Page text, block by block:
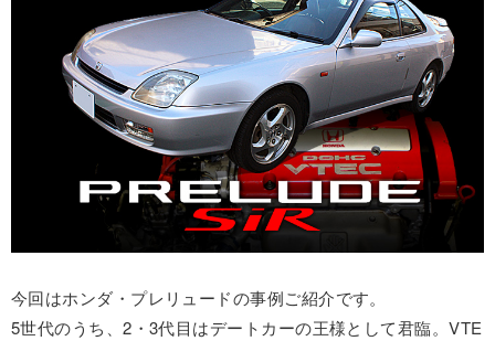
今回はホンダ・プレリュードの事例ご紹介です。
5世代のうち、2・3代目はデートカーの王様として君臨。VTE